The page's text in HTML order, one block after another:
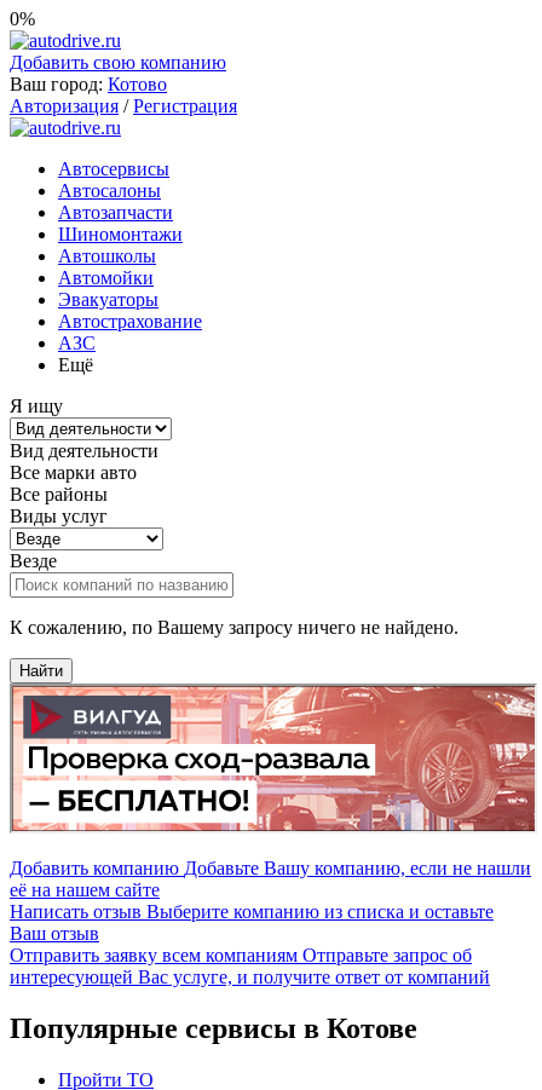
0%
Добавить свою компанию
Ваш город: Котово
Авторизация / Регистрация
Автосервисы
Автосалоны
Автозапчасти
Шиномонтажи
Автошколы
Автомойки
Эвакуаторы
Автострахование
АЗС
Ещё
Я ищу
Вид деятельности
Все марки авто
Все районы
Виды услуг
Везде
К сожалению, по Вашему запросу ничего не найдено.
Найти
Добавить компанию Добавьте Вашу компанию, если не нашли
её на нашем сайте
Написать отзыв Выберите компанию из списка и оставьте
Ваш отзыв
Отправить заявку всем компаниям Отправьте запрос об
интересующей Вас услуге, и получите ответ от компаний
Популярные сервисы в Котове
Пройти ТО